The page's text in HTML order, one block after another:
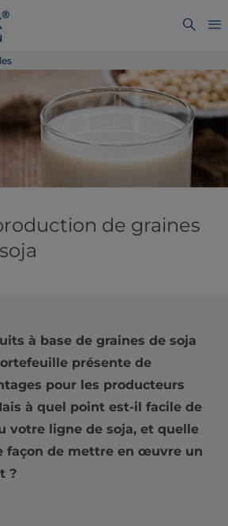
de graines
à base de graines de soja
présente de
pour les producteurs
à quel point est-il facile de
votre ligne de soja, et quelle
façon de mettre en œuvre un
?